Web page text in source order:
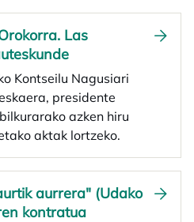
Las
Kontseilu Nagusiari
presidente
azken hiru
aktak lortzeko.
aurrera" (Udako
kontratua